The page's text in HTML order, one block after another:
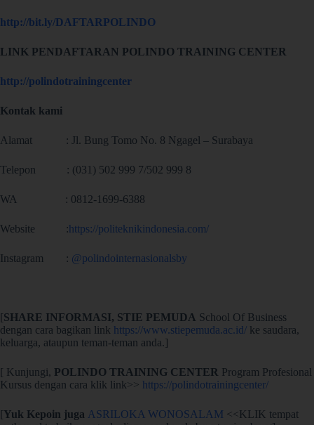
http://bit.ly/DAFTARPOLINDO
LINK PENDAFTARAN POLINDO TRAINING CENTER
http://polindotrainingcenter
Kontak kami
Alamat : Jl. Bung Tomo No. 8 Ngagel – Surabaya
Telepon : (031) 502 999 7/502 999 8
WA : 0812-1699-6388
Website :https://politeknikindonesia.com/
Instagram : @polindointernasionalsby
[SHARE INFORMASI, STIE PEMUDA School Of Business
dengan cara bagikan link https://www.stiepemuda.ac.id/ ke saudara,
keluarga, ataupun teman-teman anda.]
[ Kunjungi, POLINDO TRAINING CENTER Program Profesional
Kursus dengan cara klik link>> https://polindotrainingcenter/
[Yuk Kepoin juga ASRILOKA WONOSALAM <<KLIK tempat